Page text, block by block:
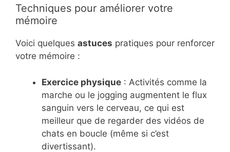
Techniques pour améliorer votre
mémoire
Voici quelques astuces pratiques pour renforcer
votre mémoire :
Exercice physique : Activités comme la
marche ou le jogging augmentent le flux
sanguin vers le cerveau, ce qui est
meilleur que de regarder des vidéos de
chats en boucle (même si c’est
divertissant).